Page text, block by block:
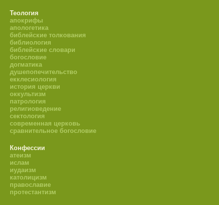
Теология
апокрифы
апологетика
библейские толкования
библиология
библейские словари
богословие
догматика
душепопечительство
екклесиология
история церкви
оккультизм
патрология
религиоведение
сектология
современная церковь
сравнительное богословие
Конфессии
атеизм
ислам
иудаизм
католицизм
православие
протестантизм